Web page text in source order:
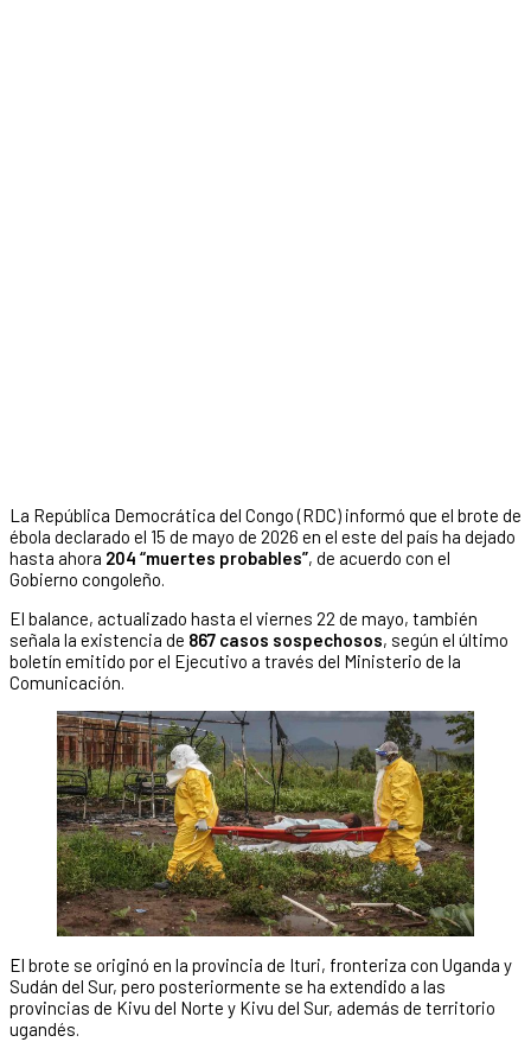
La República Democrática del Congo (RDC) informó que el brote de
ébola declarado el 15 de mayo de 2026 en el este del país ha dejado
hasta ahora 204 “muertes probables”, de acuerdo con el
Gobierno congoleño.
El balance, actualizado hasta el viernes 22 de mayo, también
señala la existencia de 867 casos sospechosos, según el último
boletín emitido por el Ejecutivo a través del Ministerio de la
Comunicación.
El brote se originó en la provincia de Ituri, fronteriza con Uganda y
Sudán del Sur, pero posteriormente se ha extendido a las
provincias de Kivu del Norte y Kivu del Sur, además de territorio
ugandés.